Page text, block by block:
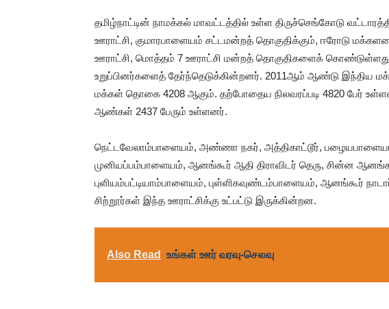
தமிழ்நாட்டின் நாமக்கல் மாவட்டத்தில் உள்ள திருச்செங்கோடு
ஊராட்சி, குமாரபாளையம் சட்டமன்றத் தொகுதிக்கும், ஈரோடு
ஊராட்சி, மொத்தம் 7 ஊராட்சி மன்றத் தொகுதிகளைக் கொண்டுள்ளது.
உறுப்பினர்களைத் தேர்ந்தெடுக்கின்றனர். 2011ஆம் ஆண்டு இந்திய
மக்கள் தொகை 4208 ஆகும். தற்போதைய நிலவரப்படி 4820 பேர்
ஆண்கள் 2437 பேரும் உள்ளனர்.
நெட்டவேலாம்பாளையம், அண்ணா நகர், அத்திகாட்டூர், பழையபாளையம்,
முனியப்பம்பாளையம், ஆனங்கூர் ஆதி திராவிடர் தெரு, சின்ன
புளியம்பட்டியாம்பாளையம், புள்ளிகவுண்டம்பாளையம், ஆனங்கூர்
சிற்றூர்கள் இந்த ஊராட்சிக்கு உட்பட்டு இருக்கின்றன.
Also Read உங்கள் ஊர் வரவு-செலவு